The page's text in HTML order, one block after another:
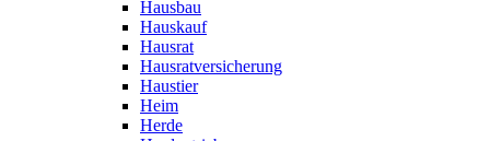
Hausbau
Hauskauf
Hausrat
Hausratversicherung
Haustier
Heim
Herde